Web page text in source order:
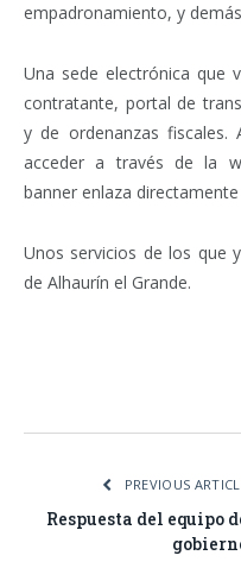
empadronamiento, y
Una sede electrónica que
contratante, portal de
y de ordenanzas fiscales.
acceder a través de la
banner enlaza
Unos servicios de los que
de Alhaurín el Grande.
PREVIOUS
Respuesta del equipo